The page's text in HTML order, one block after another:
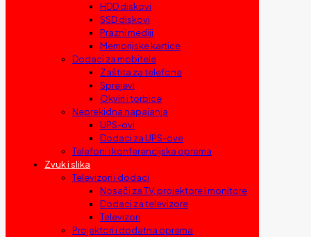
HDD diskovi
SSD diskovi
Prazni mediji
Memorijske kartice
Dodaci za mobitele
Zaštita za telefone
Sprejevi
Okviri i torbice
Neprekidna napajanja
UPS-ovi
Dodaci za UPS-ove
Telefoni i konferencijska oprema
Zvuk i slika
Televizori i dodaci
Nosači za TV, projektore i monitore
Dodaci za televizore
Televizori
Projektori i dodatna oprema